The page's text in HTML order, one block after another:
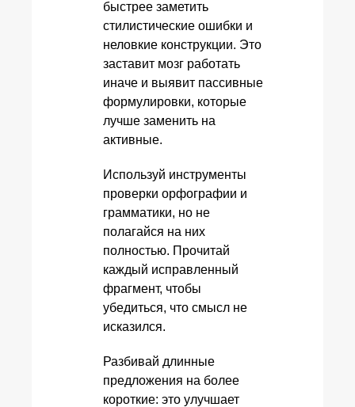
быстрее заметить
стилистические ошибки и
неловкие конструкции. Это
заставит мозг работать
иначе и выявит пассивные
формулировки, которые
лучше заменить на
активные.
Используй инструменты
проверки орфографии и
грамматики, но не
полагайся на них
полностью. Прочитай
каждый исправленный
фрагмент, чтобы
убедиться, что смысл не
исказился.
Разбивай длинные
предложения на более
короткие: это улучшает